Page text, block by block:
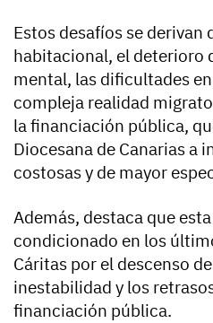
Estos desafíos se derivan
habitacional, el deterioro
mental, las dificultades
compleja realidad
la financiación pública,
Diocesana de Canarias a
costosas y de mayor
Además, destaca que
condicionado en los
Cáritas por el descenso
inestabilidad y los
financiación pública.